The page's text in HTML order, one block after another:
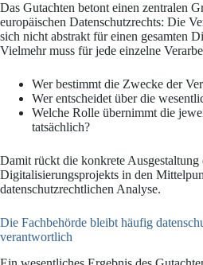
Das Gutachten betont einen zentralen
europäischen Datenschutzrechts: Die
sich nicht abstrakt für einen gesamten
Vielmehr muss für jede einzelne
Wer bestimmt die Zwecke der
Wer entscheidet über die
Welche Rolle übernimmt die
tatsächlich?
Damit rückt die konkrete Ausgestaltung
Digitalisierungsprojekts in den
datenschutzrechtlichen Analyse.
Die Fachbehörde bleibt häufig
verantwortlich